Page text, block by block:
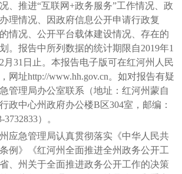
、推进“互联网+政务服务”工作情况、政
理情况、因政府信息公开申请行政复
情况、公开平台载体建设情况、存在的
。报告中所列数据的统计期限自2019年1
月31日止。本报告电子版可在红河州人民
网址http://www.hh.gov.cn。如对报告有疑
管理局办公室联系（地址：红河州蒙自
政中心州政府办公楼B区304室，邮编：
）。
急管理局认真贯彻落实《中华人民共
例》《红河州全面推进全州政务公开工
、州关于全面推进政务公开工作的决策